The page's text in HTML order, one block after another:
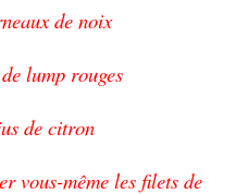
de noix
lump rouges
de citron
vous-même les filets de